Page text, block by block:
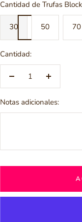
Cantidad de Trufas
30 50 70
Cantidad:
Decrecer
Aumentar
Notas adicionales: